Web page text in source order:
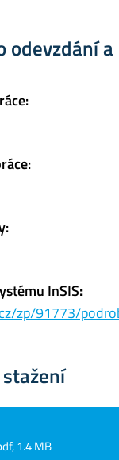
odevzdání
InSIS:
zp/91773/
1.4 MB